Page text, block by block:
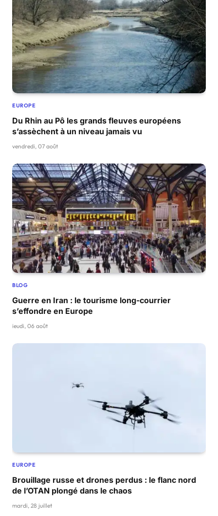
EUROPE
Du Rhin au Pô les grands fleuves européens
s’assèchent à un niveau jamais vu
vendredi, 07 août
BLOG
Guerre en Iran : le tourisme long-courrier
s’effondre en Europe
jeudi, 06 août
EUROPE
Brouillage russe et drones perdus : le flanc nord
de l’OTAN plongé dans le chaos
mardi, 28 juillet